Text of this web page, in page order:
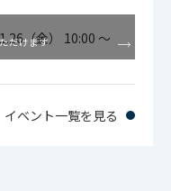
（金） 10:00 ～
だけます
イベント一覧を見る